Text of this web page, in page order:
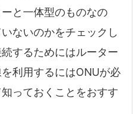
と一体型のものなの
ないのかをチェックし
するためにはルーター
利用するにはONUが必
っておくことをおすす